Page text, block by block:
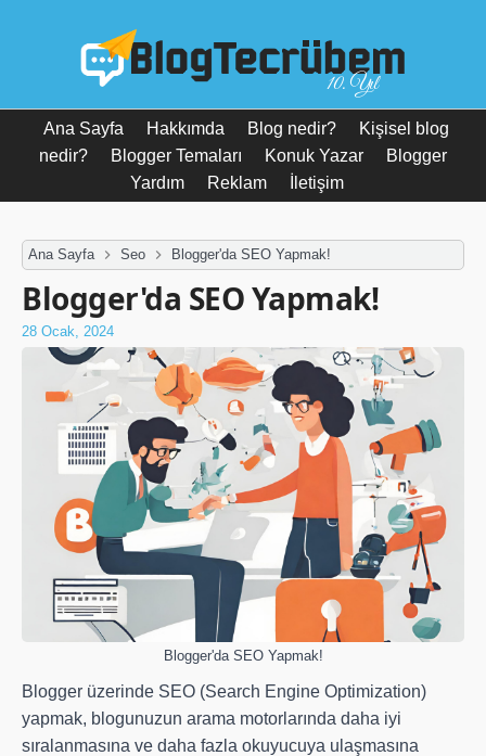
10. Yıl
Ana Sayfa Hakkımda Blog nedir?
Kişisel blog
nedir?
Blogger Temaları Konuk Yazar
Blogger
Yardım
Reklam İletişim
Ana Sayfa Seo Blogger'da SEO Yapmak!
Blogger'da SEO Yapmak!
28 Ocak, 2024
Blogger'da SEO Yapmak!
Blogger üzerinde SEO (Search Engine Optimization)
yapmak, blogunuzun arama motorlarında daha iyi
sıralanmasına ve daha fazla okuyucuya ulaşmasına